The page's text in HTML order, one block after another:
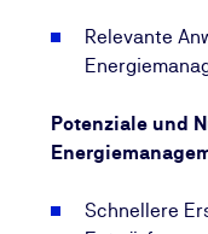
Workshop- und
direkt
können – auch
Was Sie konkret
Relevante
Potenziale und
Schnellere